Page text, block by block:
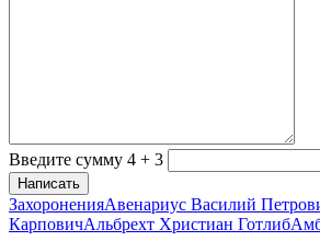
Введите сумму 4 + 3
Написать
ЗахороненияАвенариус Василий
КарповичАльбрехт Христиан Готлиб